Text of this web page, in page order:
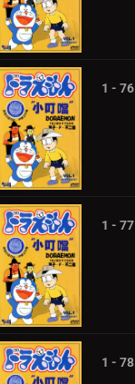
1 - 76
1 - 77
1 - 78